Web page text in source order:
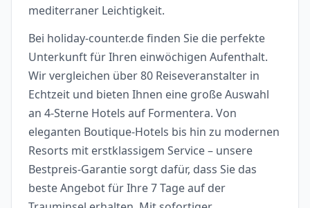
mediterraner Leichtigkeit.
Bei holiday-counter.de finden Sie die perfekte
Unterkunft für Ihren einwöchigen Aufenthalt.
Wir vergleichen über 80 Reiseveranstalter in
Echtzeit und bieten Ihnen eine große Auswahl
an 4-Sterne Hotels auf Formentera. Von
eleganten Boutique-Hotels bis hin zu modernen
Resorts mit erstklassigem Service – unsere
Bestpreis-Garantie sorgt dafür, dass Sie das
beste Angebot für Ihre 7 Tage auf der